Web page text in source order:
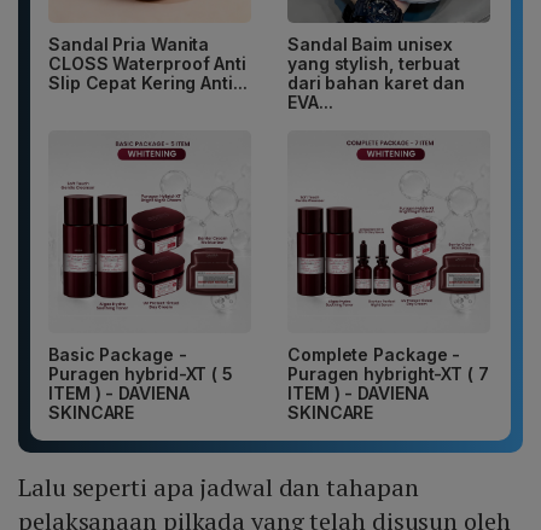
Sandal Pria Wanita
CLOSS Waterproof Anti
Slip Cepat Kering Anti...
Sandal Baim unisex
yang stylish, terbuat
dari bahan karet dan
EVA...
Basic Package -
Puragen hybrid-XT ( 5
ITEM ) - DAVIENA
SKINCARE
Complete Package -
Puragen hybright-XT ( 7
ITEM ) - DAVIENA
SKINCARE
Lalu seperti apa jadwal dan tahapan
pelaksanaan pilkada yang telah disusun oleh